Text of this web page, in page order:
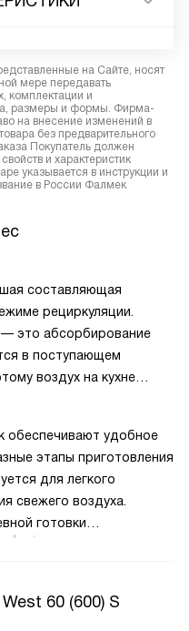
на Сайте, носят
мере передавать
комплектации и
размеры и формы. Фирма-
на внесение изменений в
без предварительного
Покупатель должен
и характеристик
указывается в инструкции и
в России Фалмек
составляющая
рециркуляции.
— это абсорбирование
в поступающем
воздух на кухне
фильтры
раз в три-
обеспечивают удобное
этапы приготовления
для легкого
свежего воздуха.
готовки
рационально
60 (600) S